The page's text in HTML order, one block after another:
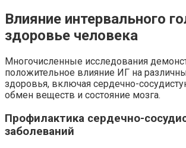
Влияние интервального
здоровье человека
Многочисленные исследования
положительное влияние ИГ на
здоровья, включая сердечно-
обмен веществ и состояние мозга.
Профилактика сердечно-
заболеваний